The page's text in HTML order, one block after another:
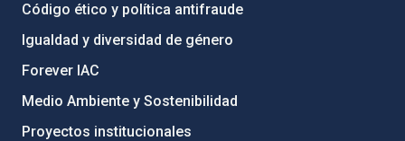
Código ético y política antifraude
Igualdad y diversidad de género
Forever IAC
Medio Ambiente y Sostenibilidad
Proyectos institucionales